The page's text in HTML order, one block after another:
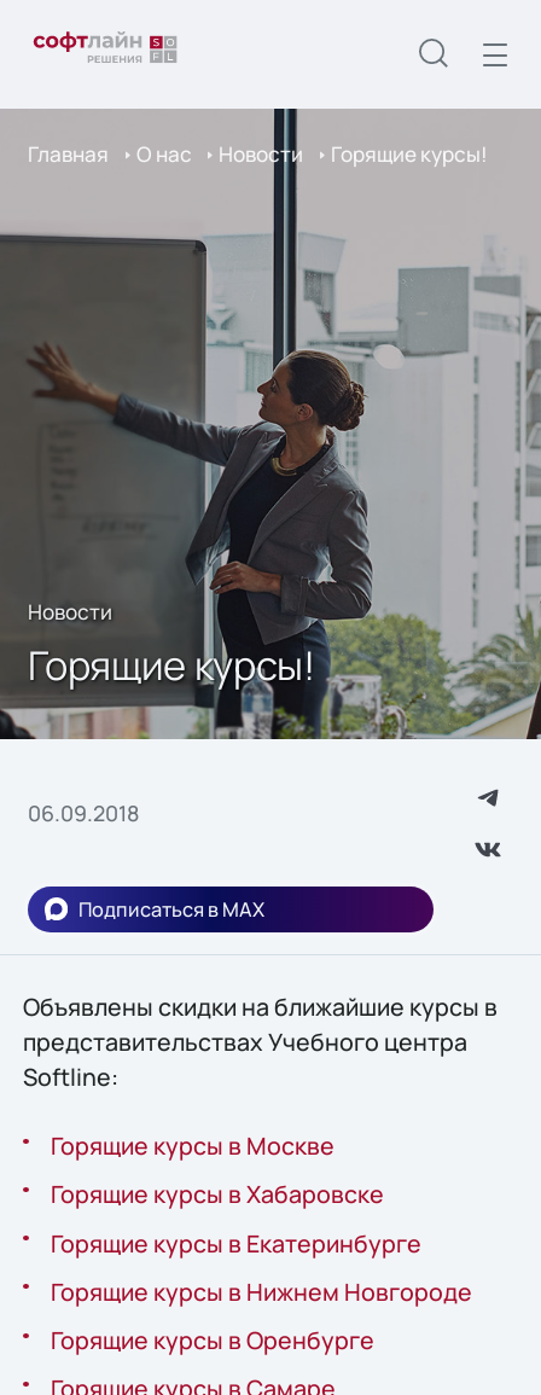
Главная О нас Новости Горящие курсы!
Новости
Горящие курсы!
06.09.2018
Подписаться в MAX
Объявлены скидки на ближайшие курсы в
представительствах Учебного центра
Softline:
Горящие курсы в Москве
Горящие курсы в Хабаровске
Горящие курсы в Екатеринбурге
Горящие курсы в Нижнем Новгороде
Горящие курсы в Оренбурге